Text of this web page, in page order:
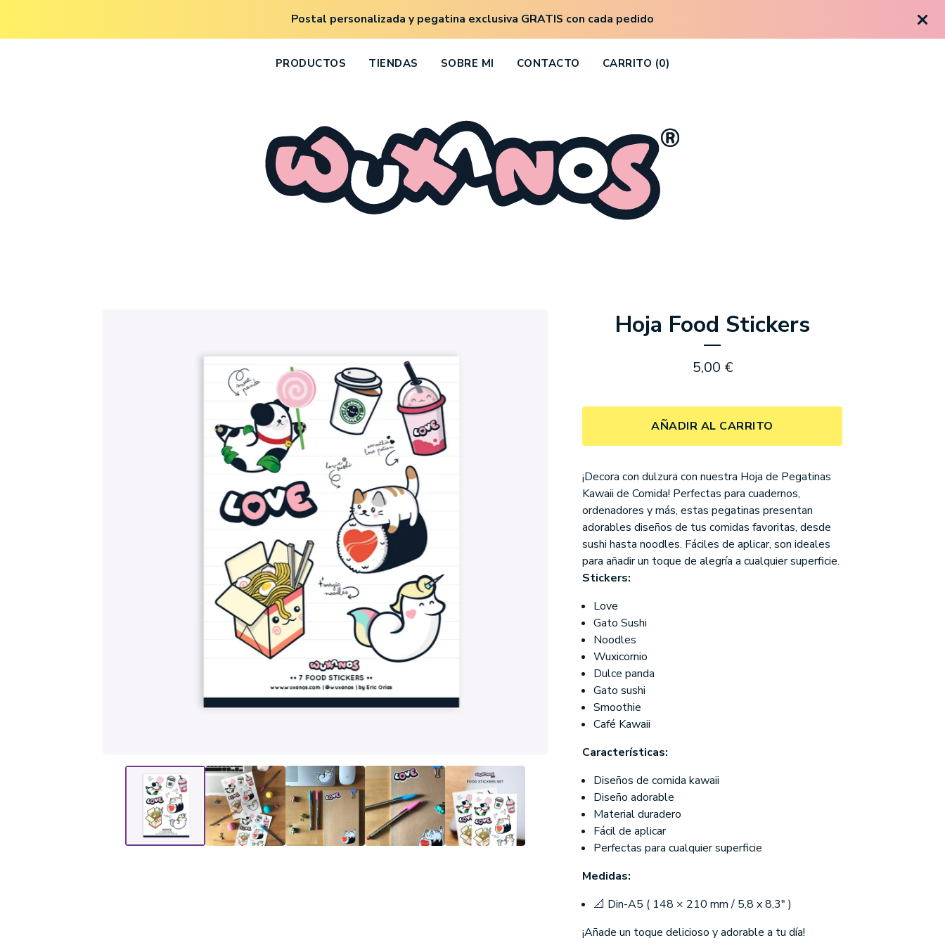
Postal personalizada y pegatina exclusiva GRATIS con cada pedido
PRODUCTOS TIENDAS SOBRE MI CONTACTO CARRITO (0)
Hoja Food Stickers
5,00 €
AÑADIR AL CARRITO
¡Decora con dulzura con nuestra Hoja de Pegatinas
Kawaii de Comida! Perfectas para cuadernos,
ordenadores y más, estas pegatinas presentan
adorables diseños de tus comidas favoritas, desde
sushi hasta noodles. Fáciles de aplicar, son ideales
para añadir un toque de alegría a cualquier superficie.
Stickers:
Love
Gato Sushi
Noodles
Wuxicornio
Dulce panda
Gato sushi
Smoothie
Café Kawaii
Características:
Diseños de comida kawaii
Diseño adorable
Material duradero
Fácil de aplicar
Perfectas para cualquier superficie
Medidas:
📐 Din-A5 ( 148 × 210 mm / 5,8 x 8,3" )
¡Añade un toque delicioso y adorable a tu día!